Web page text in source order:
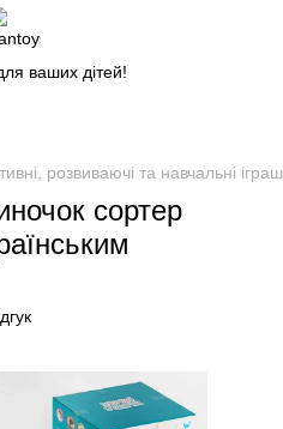
ваших дітей!
розвиваючі та навчальні
сортер